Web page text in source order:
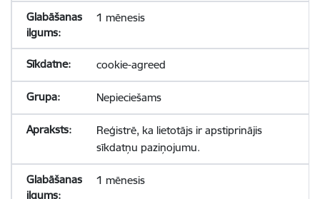
1 mēnesis
cookie-agreed
Nepieciešams
Reģistrē, ka lietotājs ir apstiprinājis
sīkdatņu paziņojumu.
1 mēnesis